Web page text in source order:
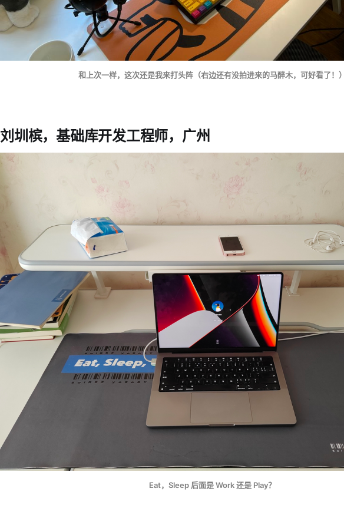
和上次一样，这次还是我来打头阵（右边还有没拍进来的马醉木，可好看了！
刘圳槟，基础库开发工程师，广州
Eat，Sleep 后面是 Work 还是 Play？